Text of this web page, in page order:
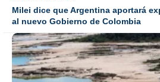
Milei dice que Argentina aportará
al nuevo Gobierno de Colombia